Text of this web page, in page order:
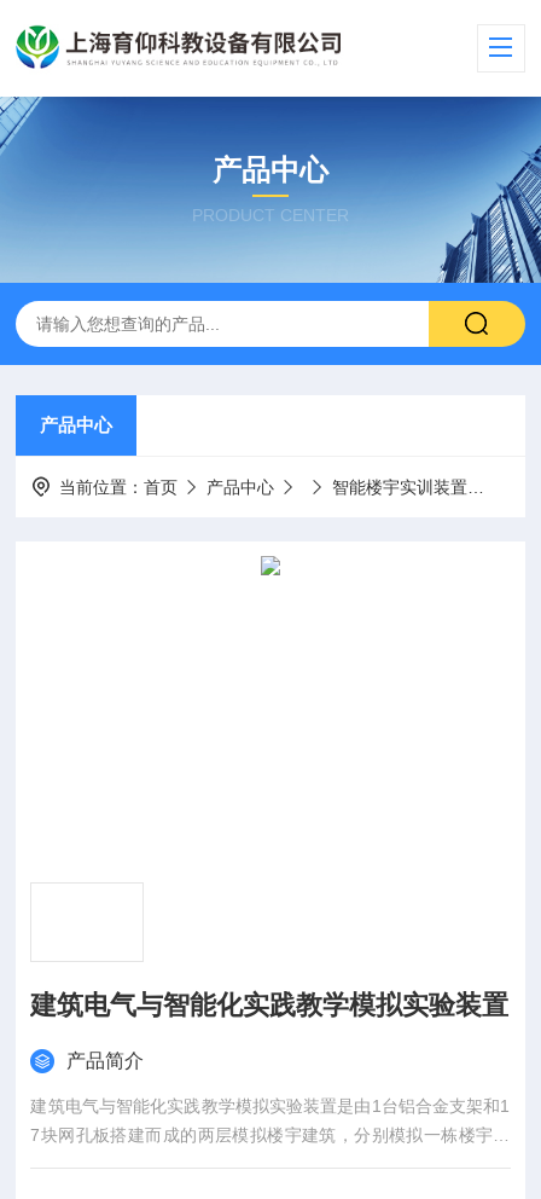
产品中心
PRODUCT CENTER
产品中心
当前位置：首页 产品中心 智能楼宇实训装置
建筑电气与智能化实践教学模拟实验装置
产品简介
建筑电气与智能化实践教学模拟实验装置是由1台铝合金支架和1
7块网孔板搭建而成的两层模拟楼宇建筑，分别模拟一栋楼宇建
筑的一层机房、一层楼道、一层楼道大门、二层楼道、二层楼道